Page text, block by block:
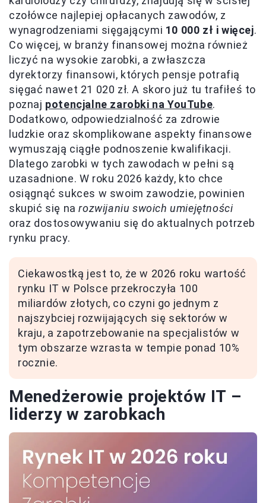
czołówce najlepiej opłacanych zawodów, z
wynagrodzeniami sięgającymi 10 000 zł i więcej.
Co więcej, w branży finansowej można również
liczyć na wysokie zarobki, a zwłaszcza
dyrektorzy finansowi, których pensje potrafią
sięgać nawet 21 020 zł. A skoro już tu trafiłeś to
poznaj potencjalne zarobki na YouTube.
Dodatkowo, odpowiedzialność za zdrowie
ludzkie oraz skomplikowane aspekty finansowe
wymuszają ciągłe podnoszenie kwalifikacji.
Dlatego zarobki w tych zawodach w pełni są
uzasadnione. W roku 2026 każdy, kto chce
osiągnąć sukces w swoim zawodzie, powinien
skupić się narozwijaniu swoich umiejętności
oraz dostosowywaniu się do aktualnych potrzeb
rynku pracy.
Ciekawostką jest to, że w 2026 roku wartość
rynku IT w Polsce przekroczyła 100
miliardów złotych, co czyni go jednym z
najszybciej rozwijających się sektorów w
kraju, a zapotrzebowanie na specjalistów w
tym obszarze wzrasta w tempie ponad 10%
rocznie.
Menedżerowie projektów IT –
liderzy w zarobkach